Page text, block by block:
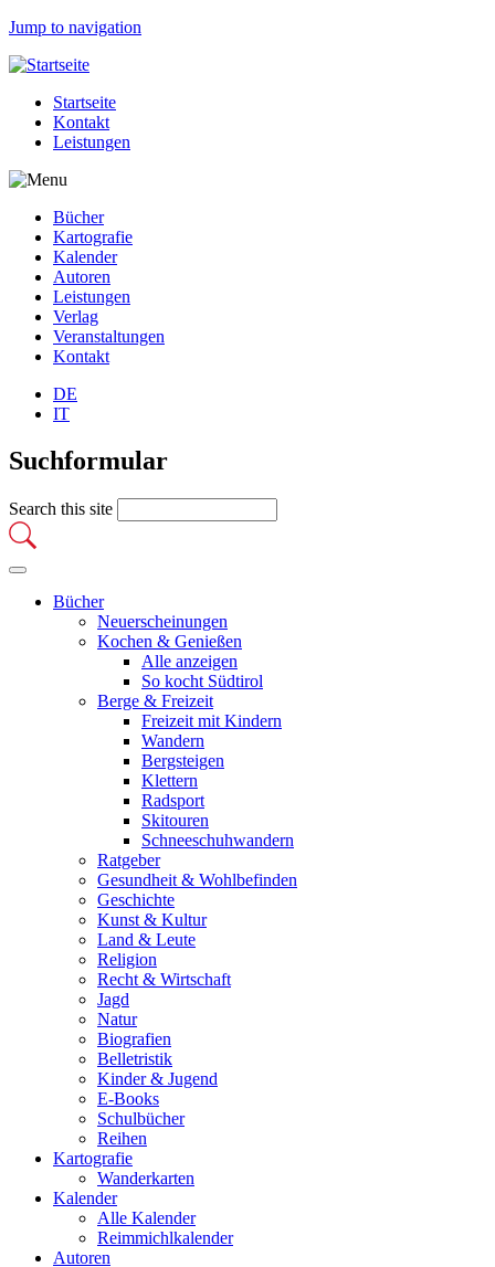
Jump to navigation
Startseite
Kontakt
Leistungen
Bücher
Kartografie
Kalender
Autoren
Leistungen
Verlag
Veranstaltungen
Kontakt
DE
IT
Suchformular
Search this site
Bücher
Neuerscheinungen
Kochen & Genießen
Alle anzeigen
So kocht Südtirol
Berge & Freizeit
Freizeit mit Kindern
Wandern
Bergsteigen
Klettern
Radsport
Skitouren
Schneeschuhwandern
Ratgeber
Gesundheit & Wohlbefinden
Geschichte
Kunst & Kultur
Land & Leute
Religion
Recht & Wirtschaft
Jagd
Natur
Biografien
Belletristik
Kinder & Jugend
E-Books
Schulbücher
Reihen
Kartografie
Wanderkarten
Kalender
Alle Kalender
Reimmichlkalender
Autoren